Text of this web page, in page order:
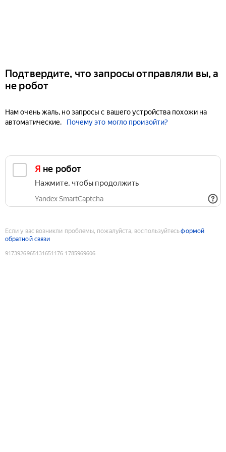
Подтвердите, что запросы отправляли вы, а
не робот
Нам очень жаль, но запросы с вашего устройства похожи на
автоматические.
Почему это могло произойти?
Я не робот
Нажмите, чтобы продолжить
Yandex SmartCaptcha
Если у вас возникли проблемы, пожалуйста, воспользуйтесьформой
обратной связи
9173926965131651176:1785969606